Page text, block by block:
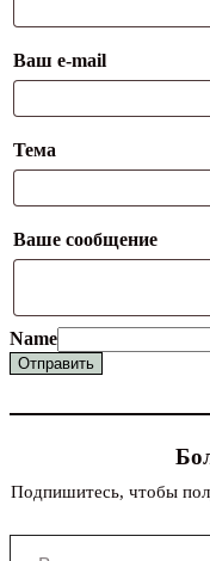
Ваш e-mail
Тема
Ваше сообщение
Name
Отправить
Подпишитесь, чтобы
Введите адрес электронной почты…